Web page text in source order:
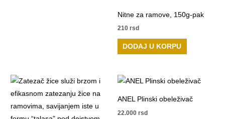
Nitne za ramove, 150g-pak
210 rsd
DODAJ U KORPU
ANEL Plinski obeleživač
22.000 rsd